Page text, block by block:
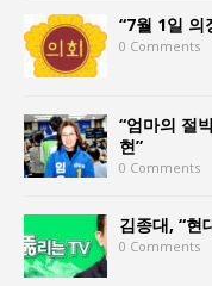
“7월 1일 의
0 Comments
“엄마의 절
현”
0 Comments
김종대, “현
0 Comments